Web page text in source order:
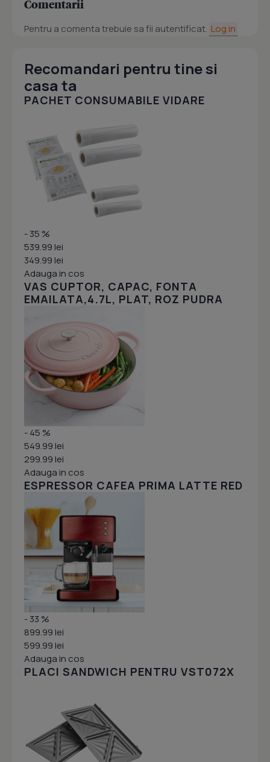
Comentarii
Pentru a comenta trebuie sa fii autentificat. Log in
Recomandari pentru tine si
casa ta
PACHET CONSUMABILE VIDARE
- 35 %
539.99 lei
349.99 lei
Adauga in cos
VAS CUPTOR, CAPAC, FONTA
EMAILATA,4.7L, PLAT, ROZ PUDRA
- 45 %
549.99 lei
299.99 lei
Adauga in cos
ESPRESSOR CAFEA PRIMA LATTE RED
- 33 %
899.99 lei
599.99 lei
Adauga in cos
PLACI SANDWICH PENTRU VST072X